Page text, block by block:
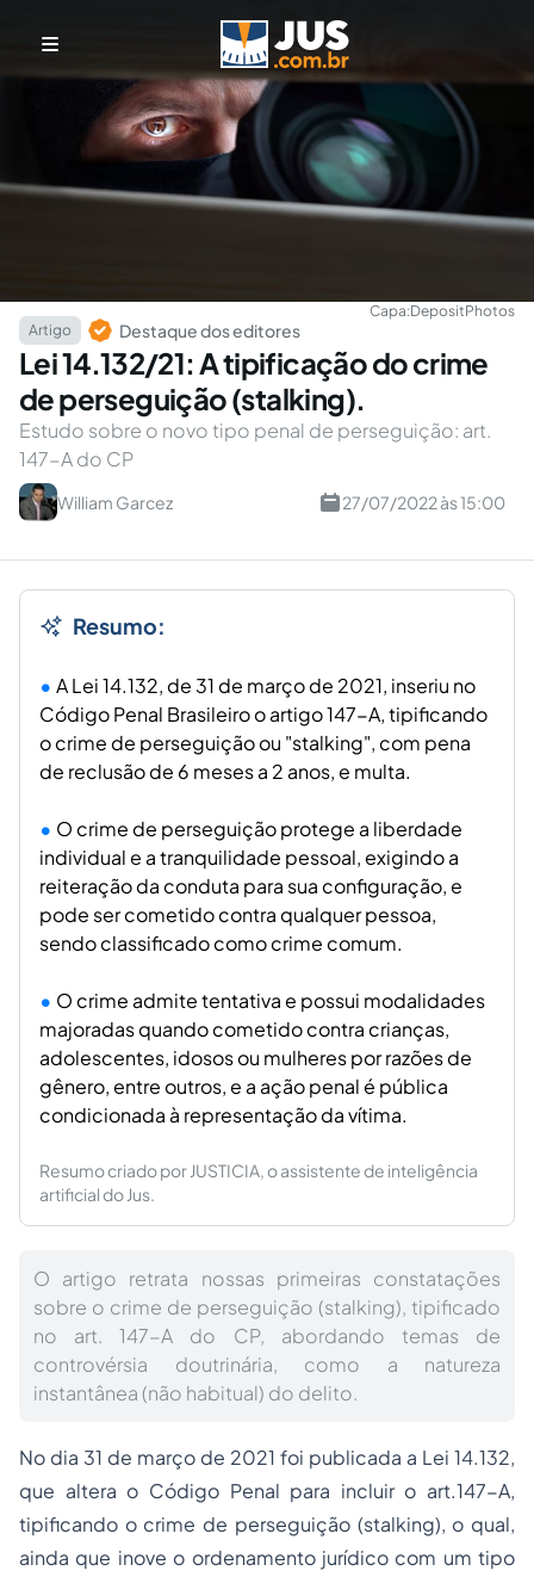
Capa:DepositPhotos
Artigo
Destaque dos editores
Lei 14.132/21: A tipificação do crime
de perseguição (stalking).
Estudo sobre o novo tipo penal de perseguição: art.
147-A do CP
William Garcez 27/07/2022 às 15:00
Resumo:
A Lei 14.132, de 31 de março de 2021, inseriu no
Código Penal Brasileiro o artigo 147-A, tipificando
o crime de perseguição ou "stalking", com pena
de reclusão de 6 meses a 2 anos, e multa.
O crime de perseguição protege a liberdade
individual e a tranquilidade pessoal, exigindo a
reiteração da conduta para sua configuração, e
pode ser cometido contra qualquer pessoa,
sendo classificado como crime comum.
O crime admite tentativa e possui modalidades
majoradas quando cometido contra crianças,
adolescentes, idosos ou mulheres por razões de
gênero, entre outros, e a ação penal é pública
condicionada à representação da vítima.
Resumo criado por JUSTICIA, o assistente de inteligência
artificial do Jus.
O artigo retrata nossas primeiras constatações
sobre o crime de perseguição (stalking), tipificado
no art. 147-A do CP, abordando temas de
controvérsia doutrinária, como a natureza
instantânea (não habitual) do delito.
No dia 31 de março de 2021 foi publicada a Lei 14.132,
que altera o Código Penal para incluir o art.147-A,
tipificando o crime de perseguição (stalking), o qual,
ainda que inove o ordenamento jurídico com um tipo